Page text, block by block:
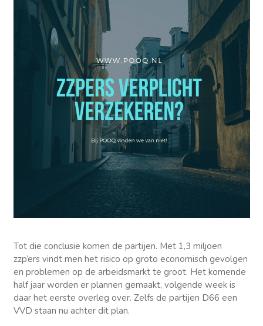
Tot die conclusie komen de partijen. Met 1,3 miljoen
zzp’ers vindt men het risico op groto economisch gevolgen
en problemen op de arbeidsmarkt te groot. Het komende
half jaar worden er plannen gemaakt, volgende week is
daar het eerste overleg over. Zelfs de partijen D66 een
VVD staan nu achter dit plan.